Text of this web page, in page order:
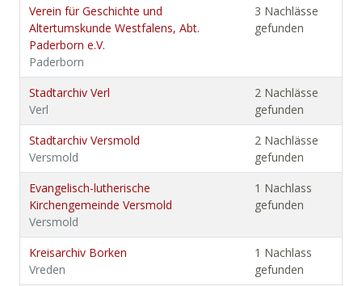
Verein für Geschichte und
Altertumskunde Westfalens, Abt.
Paderborn e.V.
Paderborn
3 Nachlässe
gefunden
Stadtarchiv Verl
Verl
2 Nachlässe
gefunden
Stadtarchiv Versmold
Versmold
2 Nachlässe
gefunden
Evangelisch-lutherische
Kirchengemeinde Versmold
Versmold
1 Nachlass
gefunden
Kreisarchiv Borken
Vreden
1 Nachlass
gefunden